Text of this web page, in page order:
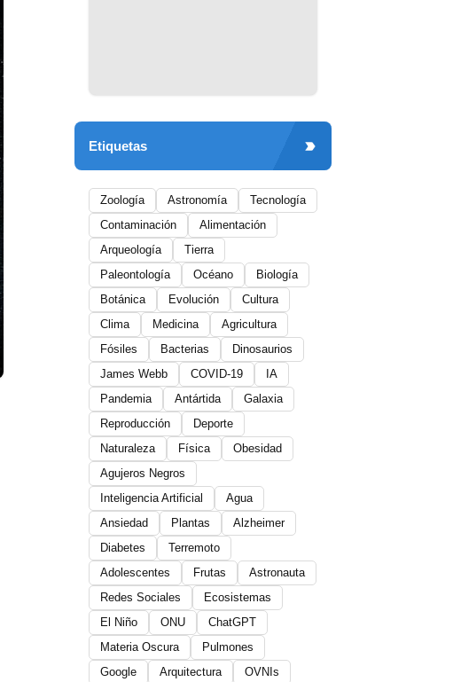
Etiquetas
Zoología Astronomía
Tecnología
Contaminación
Alimentación
Arqueología
Tierra
Paleontología
Océano
Biología
Botánica
Evolución
Cultura
Clima
Medicina
Agricultura
Fósiles
Bacterias
Dinosaurios
James Webb
COVID-19
IA
Pandemia
Antártida
Galaxia
Reproducción
Deporte
Naturaleza
Física
Obesidad
Agujeros Negros
Inteligencia Artificial
Agua
Ansiedad
Plantas
Alzheimer
Diabetes
Terremoto
Adolescentes
Frutas
Astronauta
Redes Sociales
Ecosistemas
El Niño
ONU
ChatGPT
Materia Oscura
Pulmones
Google
Arquitectura
OVNIs